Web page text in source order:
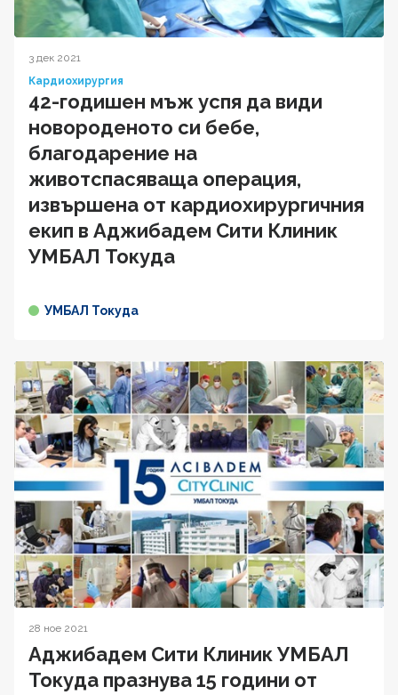
3 дек 2021
Кардиохирургия
42-годишен мъж успя да види
новороденото си бебе,
благодарение на
животспасяваща операция,
извършена от кардиохирургичния
екип в Аджибадем Сити Клиник
УМБАЛ Токуда
УМБАЛ Токуда
28 ное 2021
Аджибадем Сити Клиник УМБАЛ
Токуда празнува 15 години от